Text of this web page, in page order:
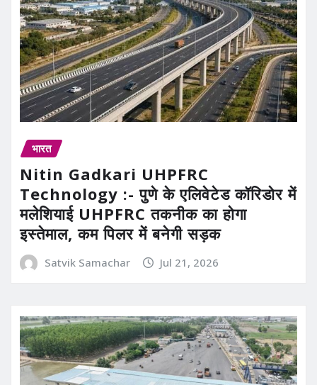
भारत
Nitin Gadkari UHPFRC
Technology :- पुणे के एलिवेटेड कॉरिडोर में
मलेशियाई UHPFRC तकनीक का होगा
इस्तेमाल, कम पिलर में बनेगी सड़क
Satvik Samachar Jul 21, 2026